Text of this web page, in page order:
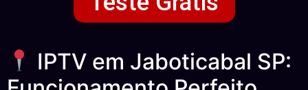
IPTV em Jaboticabal SP: